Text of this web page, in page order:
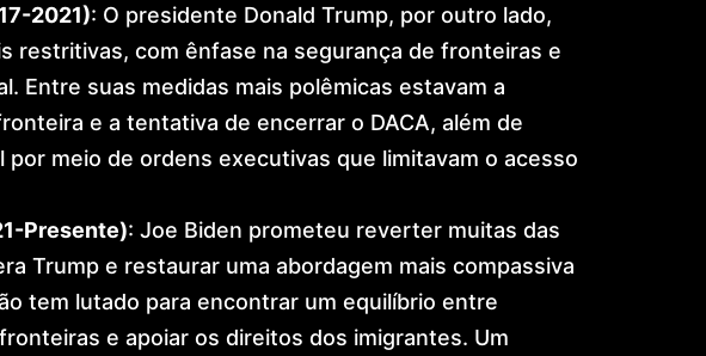
2021): O presidente Donald Trump, por outro lado,
restritivas, com ênfase na segurança de fronteiras e
Entre suas medidas mais polêmicas estavam a
e a tentativa de encerrar o DACA, além de
por meio de ordens executivas que limitavam o acesso
Presente): Joe Biden prometeu reverter muitas das
Trump e restaurar uma abordagem mais compassiva
tem lutado para encontrar um equilíbrio entre
e apoiar os direitos dos imigrantes. Um